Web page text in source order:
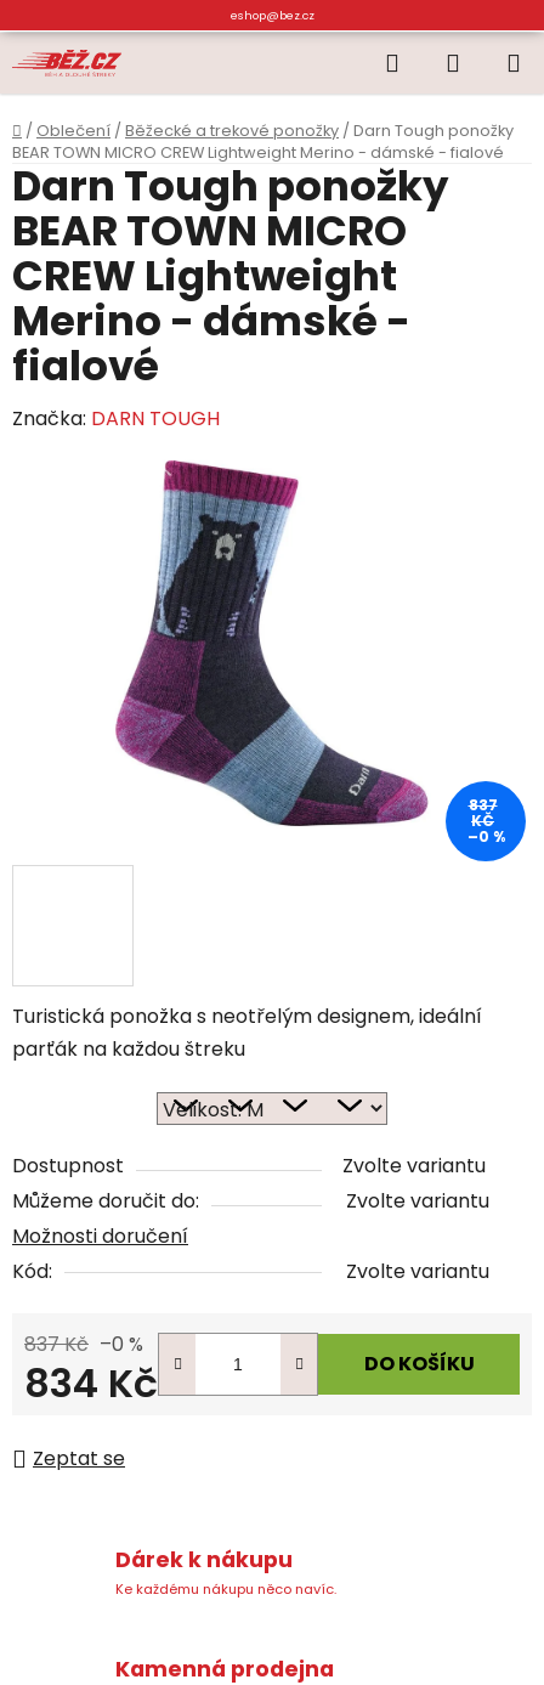
na
obsah
eshop@bez.cz
Hledat
KOŠÍK
Domů
/ Oblečení / Běžecké a trekové ponožky / Darn Tough ponožky
BEAR TOWN MICRO CREW Lightweight Merino - dámské - fialové
Turistická ponožka s neotřelým designem, ideální
parťák na každou štreku
Dostupnost
Zvolte variantu
Můžeme doručit do:
Zvolte variantu
Možnosti doručení
Kód:
Zvolte variantu
837 Kč –0 %
834 Kč DO KOŠÍKU
Zeptat se
Darn Tough ponožky
BEAR TOWN MICRO
CREW Lightweight
Merino - dámské -
fialové
Značka: DARN TOUGH
837
KČ
–0 %
Dárek k nákupu
Ke každému nákupu něco navíc.
Kamenná prodejna